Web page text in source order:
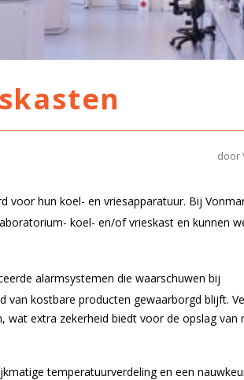
door
voor hun koel- en vriesapparatuur. Bij
koel- en/of vrieskast en kunnen
alarmsystemen die waarschuwen bij
kostbare producten gewaarborgd blijft.
extra zekerheid biedt voor de opslag van
temperatuurverdeling en een